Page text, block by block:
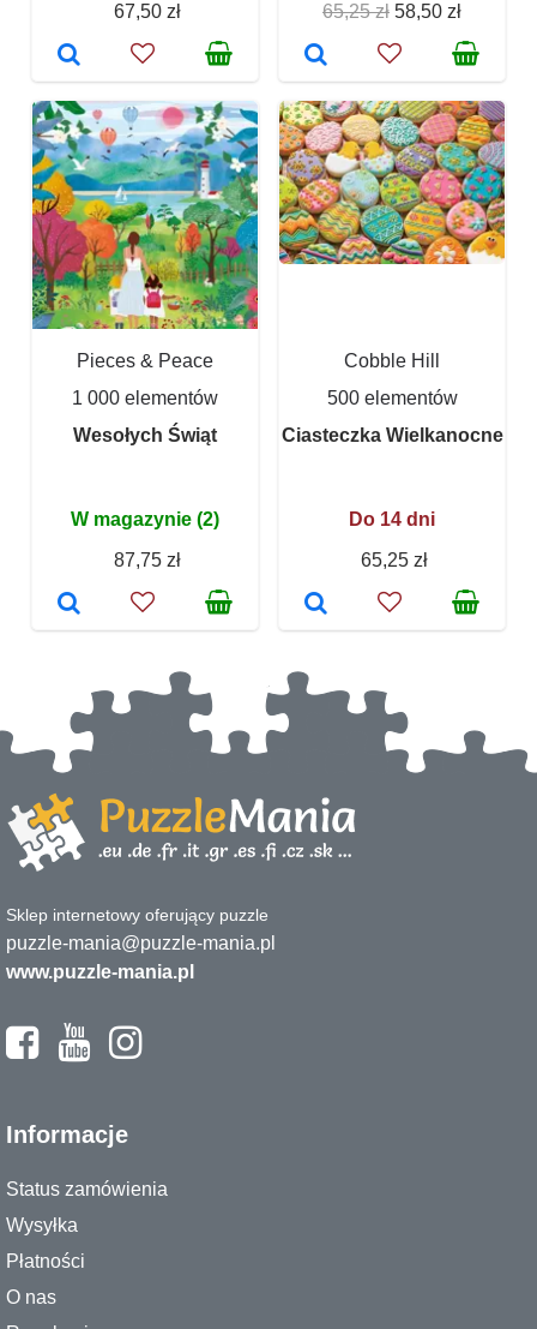
67,50 zł
65,25 zł 58,50 zł
Pieces & Peace
1 000 elementów
Wesołych Świąt
W magazynie (2)
87,75 zł
Cobble Hill
500 elementów
Ciasteczka Wielkanocne
Do 14 dni
65,25 zł
Sklep internetowy oferujący puzzle
puzzle-mania@puzzle-mania.pl
www.puzzle-mania.pl
Informacje
Status zamówienia
Wysyłka
Płatności
O nas